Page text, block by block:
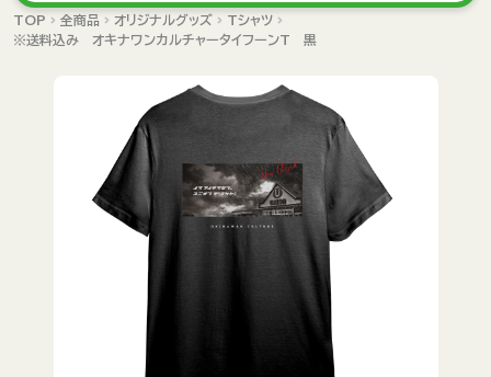
TOP 全商品 オリジナルグッズ
Tシャツ
※送料込み オキナワンカルチャータイフーンT 黒